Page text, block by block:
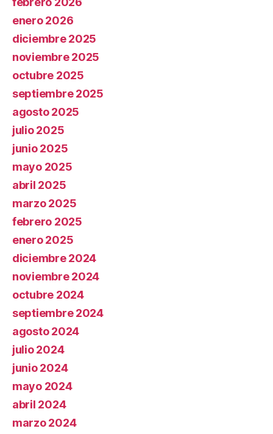
enero 2026
diciembre 2025
noviembre 2025
octubre 2025
septiembre 2025
agosto 2025
julio 2025
junio 2025
mayo 2025
abril 2025
marzo 2025
febrero 2025
enero 2025
diciembre 2024
noviembre 2024
octubre 2024
septiembre 2024
agosto 2024
julio 2024
junio 2024
mayo 2024
abril 2024
marzo 2024